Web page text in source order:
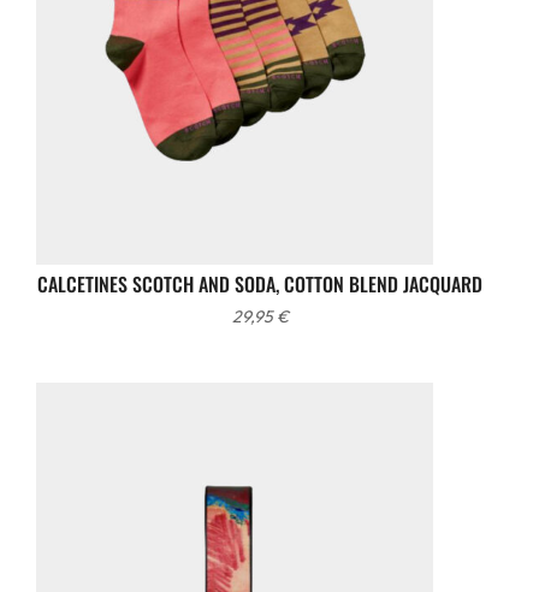
CALCETINES SCOTCH AND SODA, COTTON BLEND JACQUARD
29,95€